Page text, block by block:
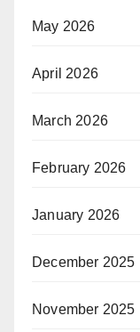
May 2026
April 2026
March 2026
February 2026
January 2026
December 2025
November 2025